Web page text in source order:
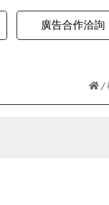
廣告合作洽詢